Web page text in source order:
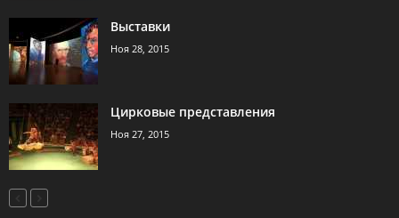
Выставки
Ноя 28, 2015
Цирковые представления
Ноя 27, 2015